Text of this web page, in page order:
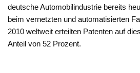
deutsche Automobilindustrie bereits
beim vernetzten und automatisierten
2010 weltweit erteilten Patenten auf
Anteil von 52 Prozent.